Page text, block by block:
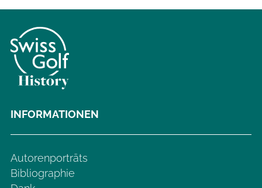
INFORMATIONEN
Autorenporträts
Bibliographie